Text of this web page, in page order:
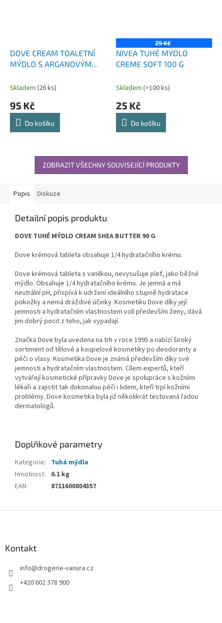
DOVE CREAM TOALETNÍ
MÝDLO S ARGANOVÝM
Skladem (26 ks)
95 Kč
Do košíku
29 Kč
NIVEA TUHÉ MÝDLO
CREME SOFT 100 G
Skladem (>100 ks)
25 Kč
Do košíku
ZOBRAZIT VŠECHNY SOUVISEJÍCÍ PRODUKTY
Popis Diskuze
Detailní popis produktu
DOVE TUHÉ MÝDLO CREAM SHEA BUTTER 90 G
Dove krémová tableta obsahuje 1/4 hydratačního krému.
Dove krémová tableta s vanilkou, nevysušuje pleť, jako běžné
mýdlo. Obsahuje 1/4 hydratačního krému. Je jemná a má
neutrální pH, přispívá k udržení ideálního stupně hydratace
pokožky a nemá dráždivé účinky. Kosmetiku Dove díky její
jemnosti a hydratačním vlastnostem volí především ženy, dává
jim dobrý pocit z toho, jak vypadají.
Značka Dove byla uvedena na trh v roce 1995 a nabízí široký
sortiment od tělové a koupelové kosmetiky po deodoranty a
péči o vlasy. Kosmetika Dove je známá především díky své
jemnosti a hydratačním vlastnostem. Cílem expertů, kteří
vytvářejí kosmetické přípravky Dove je spolupráce s kožními
lékaři a zajistit tak dokonalou péči i lidem, kteří trpí kožními
problémy. Dove kosmetika byla již několikrát testovaná řadou
dermatologů.
Doplňkové parametry
Kategorie: Tuhá mýdla
Hmotnost:
0.1 kg
EAN: 8711600804357
Kontakt
info@drogerie-vanura.cz
+420 602 378 900